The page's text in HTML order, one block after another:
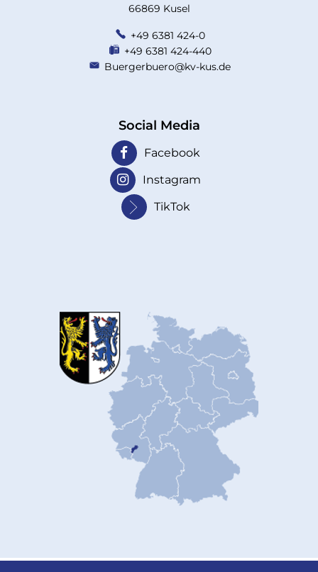
66869 Kusel
+49 6381 424-0
+49 6381 424-440
Buergerbuero@kv-kus.de
Social Media
Facebook
Instagram
TikTok